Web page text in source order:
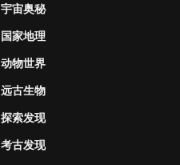
宇宙奥秘
国家地理
动物世界
远古生物
探索发现
考古发现